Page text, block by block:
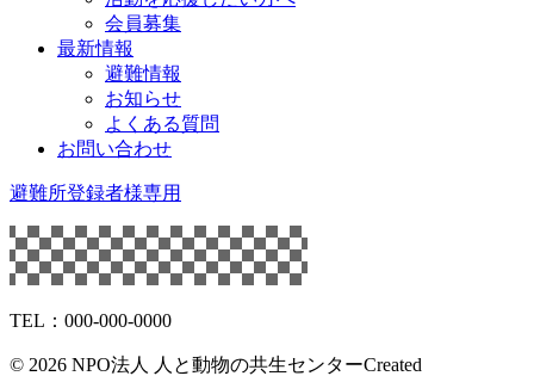
会員募集
最新情報
避難情報
お知らせ
よくある質問
お問い合わせ
避難所登録者様専用
TEL：000-000-0000
© 2026 NPO法人 人と動物の共生センターCreated